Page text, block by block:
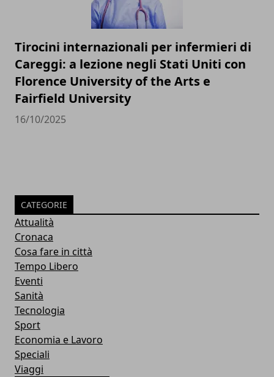
Tirocini internazionali per infermieri di
Careggi: a lezione negli Stati Uniti con
Florence University of the Arts e
Fairfield University
16/10/2025
CATEGORIE
Attualità
Cronaca
Cosa fare in città
Tempo Libero
Eventi
Sanità
Tecnologia
Sport
Economia e Lavoro
Speciali
Viaggi